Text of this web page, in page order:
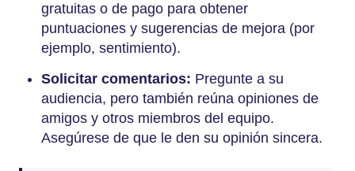
gratuitas o de pago para obtener
puntuaciones y sugerencias de mejora (por
ejemplo, sentimiento).
Solicitar comentarios: Pregunte a su
audiencia, pero también reúna opiniones de
amigos y otros miembros del equipo.
Asegúrese de que le den su opinión sincera.